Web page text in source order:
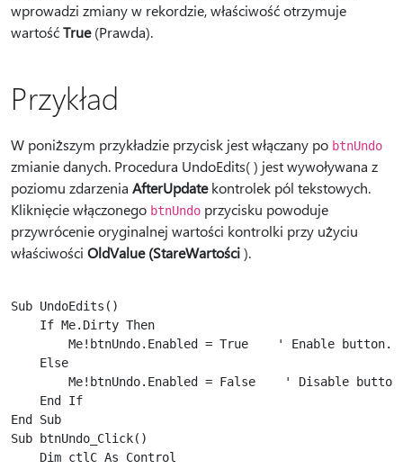
wprowadzi zmiany w rekordzie, właściwość otrzymuje
wartośćTrue(Prawda).
Przykład
W poniższym przykładzie przycisk jest włączany po btnUndo
zmianie danych. Procedura UndoEdits( ) jest wywoływana z
poziomu zdarzenia AfterUpdatekontrolek pól tekstowych.
Kliknięcie włączonego btnUndo przycisku powoduje
przywrócenie oryginalnej wartości kontrolki przy użyciu
właściwości OldValue (StareWartości).
Sub UndoEdits()
    If Me.Dirty Then
        Me!btnUndo.Enabled = True    ' Enable button.
    Else
Me!btnUndo.Enabled = False    ' Disable
    End If
End Sub
Sub btnUndo_Click()
    Dim ctlC As Control